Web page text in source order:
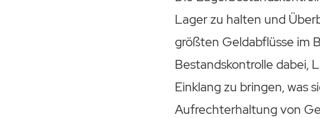
Lager zu halten und
größten Geldabflüsse im
Bestandskontrolle dabei,
Einklang zu bringen, was
Aufrechterhaltung von